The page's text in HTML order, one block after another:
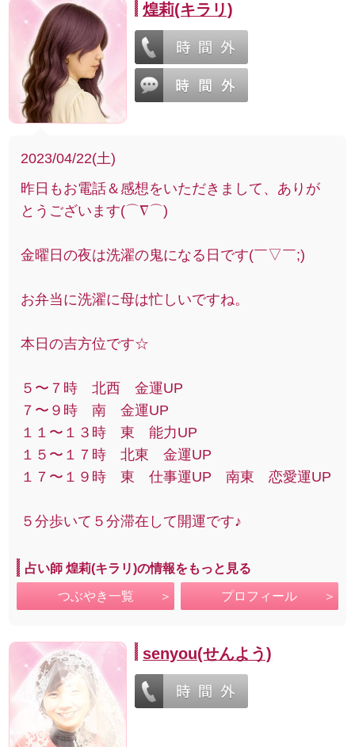
煌莉(キラリ)
2023/04/22(土)
昨日もお電話＆感想をいただきまして、ありが
とうございます(⌒∇⌒)
金曜日の夜は洗濯の鬼になる日です(￣▽￣;)
お弁当に洗濯に母は忙しいですね。
本日の吉方位です☆
５〜７時 北西 金運UP
７〜９時 南 金運UP
１１〜１３時 東 能力UP
１５〜１７時 北東 金運UP
１７〜１９時 東 仕事運UP 南東 恋愛運UP
５分歩いて５分滞在して開運です♪
占い師 煌莉(キラリ)の情報をもっと見る
つぶやき一覧 プロフィール
senyou(せんよう)